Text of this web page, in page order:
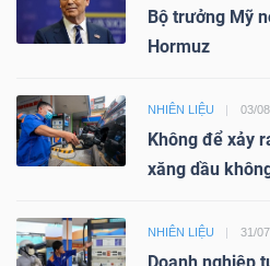
Bộ trưởng Mỹ
Hormuz
NHIÊN LIỆU 03/
Không để xảy
xăng dầu
NHIÊN LIỆU 31/